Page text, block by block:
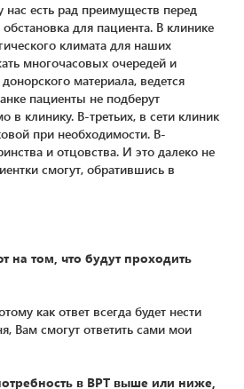
есть рад преимуществ перед
для пациента. В клинике
климата для наших
многочасовых очередей и
материала, ведется
пациенты не подберут
в клинику. В-третьих, в сети клиник
при необходимости. В-
и отцовства. И это далеко не
смогут, обратившись в
на том, что будут проходить
как ответ всегда будет нести
Вам смогут ответить сами мои
в ВРТ выше или ниже,